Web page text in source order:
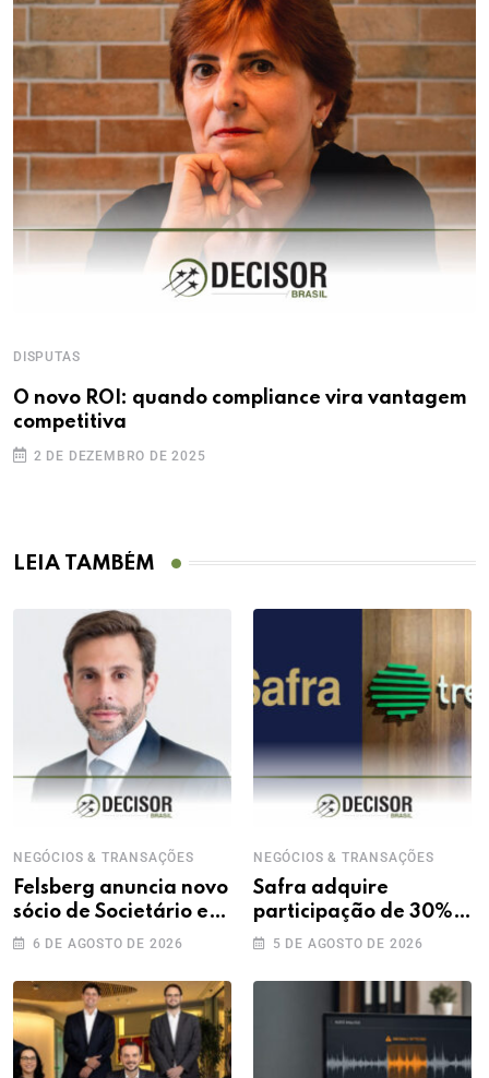
DISPUTAS
O novo ROI: quando compliance vira vantagem
competitiva
2 DE DEZEMBRO DE 2025
LEIA TAMBÉM
NEGÓCIOS & TRANSAÇÕES
Felsberg anuncia novo
sócio de Societário e
M&A
6 DE AGOSTO DE 2026
NEGÓCIOS & TRANSAÇÕES
Safra adquire
participação de 30%
na Treecorp
5 DE AGOSTO DE 2026